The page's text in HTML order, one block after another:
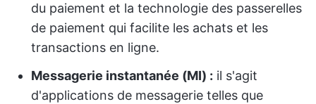
du paiement et la technologie des passerelles
de paiement qui facilite les achats et les
transactions en ligne.
Messagerie instantanée (MI) : il s'agit
d'applications de messagerie telles que